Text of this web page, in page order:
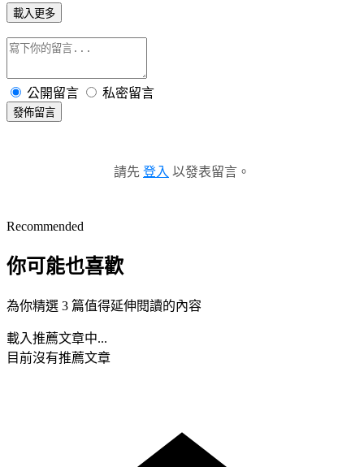
載入更多
公開留言 私密留言
發佈留言
請先 登入 以發表留言。
Recommended
你可能也喜歡
為你精選 3 篇值得延伸閱讀的內容
載入推薦文章中...
目前沒有推薦文章